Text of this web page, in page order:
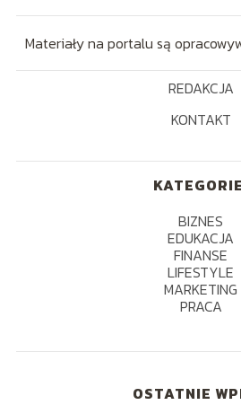
Materiały na portalu są
REDAKCJA
KONTAKT
BIZNES
EDUKACJA
FINANSE
LIFESTYLE
MARKETING
PRACA
OSTATNIE